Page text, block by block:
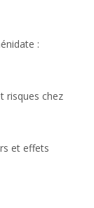
:
risques chez
et effets